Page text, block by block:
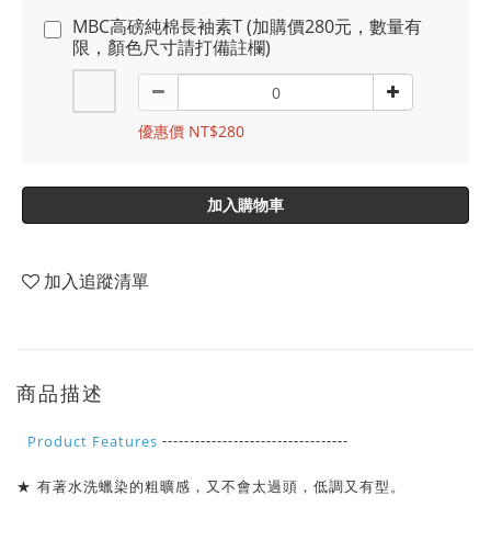
MBC高磅純棉長袖素T (加購價280元，數量有
限，顏色尺寸請打備註欄)
優惠價 NT$280
加入購物車
加入追蹤清單
商品描述
Product Features ----------------------------------
★ 有著水洗蠟染的粗曠感，又不會太過頭，低調又有型。